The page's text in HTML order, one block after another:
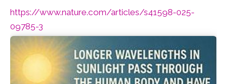
https://www.nature.com/articles/s41598-025-
09785-3